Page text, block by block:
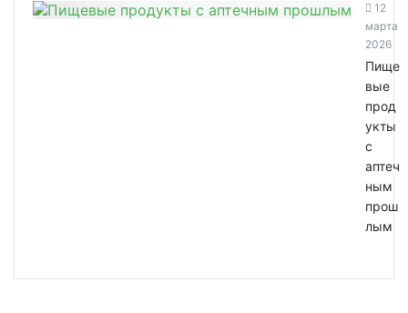
12
марта
2026
Пище
вые
прод
укты
с
аптеч
ным
прош
лым